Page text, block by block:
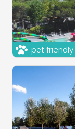
pet friendly